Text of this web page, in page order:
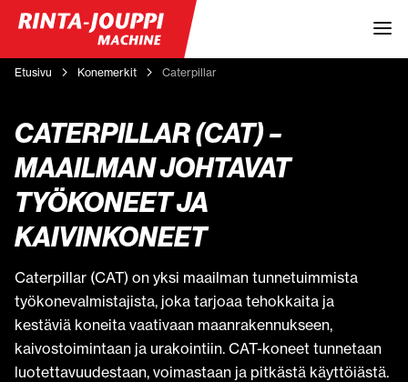
Etusivu Konemerkit Caterpillar
CATERPILLAR (CAT) –
MAAILMAN JOHTAVAT
TYÖKONEET JA
KAIVINKONEET
Caterpillar (CAT) on yksi maailman tunnetuimmista
työkonevalmistajista, joka tarjoaa tehokkaita ja
kestäviä koneita vaativaan maanrakennukseen,
kaivostoimintaan ja urakointiin. CAT-koneet tunnetaan
luotettavuudestaan, voimastaan ja pitkästä käyttöiästä.